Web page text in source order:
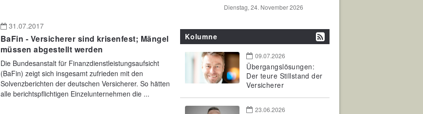
31.07.2017
BaFin - Versicherer sind krisenfest; Mängel
müssen abgestellt werden
Die Bundesanstalt für Finanzdienstleistungsaufsicht
(BaFin) zeigt sich insgesamt zufrieden mit den
Solvenzberichten der deutschen Versicherer. So hätten
alle berichtspflichtigen Einzelunternehmen die ...
Dienstag, 24. November 2026
Kolumne
09.07.2026
Übergangslösungen:
Der teure Stillstand der
Versicherer
23.06.2026